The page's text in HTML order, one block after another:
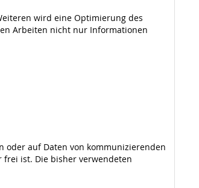
wird eine Optimierung des
Arbeiten nicht nur Informationen
oder auf Daten von kommunizierenden
frei ist. Die bisher verwendeten